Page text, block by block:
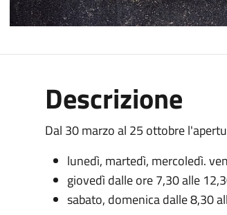
Descrizione
Dal 30 marzo al 25 ottobre
lunedì, martedì, mercoledì.
giovedì dalle ore 7,30 alle
sabato, domenica dalle 8,30